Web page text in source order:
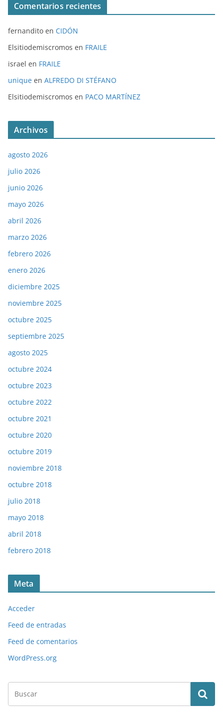
Comentarios recientes
fernandito en CIDÓN
Elsitiodemiscromos en FRAILE
israel en FRAILE
unique en ALFREDO DI STÉFANO
Elsitiodemiscromos en PACO MARTÍNEZ
Archivos
agosto 2026
julio 2026
junio 2026
mayo 2026
abril 2026
marzo 2026
febrero 2026
enero 2026
diciembre 2025
noviembre 2025
octubre 2025
septiembre 2025
agosto 2025
octubre 2024
octubre 2023
octubre 2022
octubre 2021
octubre 2020
octubre 2019
noviembre 2018
octubre 2018
julio 2018
mayo 2018
abril 2018
febrero 2018
Meta
Acceder
Feed de entradas
Feed de comentarios
WordPress.org